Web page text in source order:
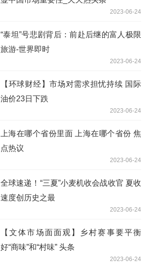
2023-06-24
“泰坦”号悲剧背后：前赴后继的富人极限
旅游-世界即时
2023-06-24
【环球财经】市场对需求担忧持续 国际
油价23日下跌
2023-06-24
上海在哪个省份里面 上海在哪个省份 焦
点热议
2023-06-24
全球速递！“三夏”小麦机收会战收官 夏收
速度创历史之最
2023-06-24
【文体市场面面观】乡村赛事要平衡
好“商味”和“村味” 头条
2023-06-24